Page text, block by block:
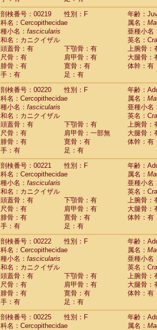
剖検番号：00219
性別：F
年齢：
科名：Cercopithecidae
属名：
種小名： fascicularis
亜種小名
和名：カニクイザル
英名：
頭蓋骨：有
下顎骨：有
上腕骨：
尺骨：有
肩甲骨：有
大腿骨：
腓骨：有
寛骨：有
体幹：有
手：有
足：有
剖検番号：00220
性別：F
年齢：
科名：Cercopithecidae
属名：
種小名： fascicularis
亜種小名
和名：カニクイザル
英名：
頭蓋骨：有
下顎骨：有
上腕骨：
尺骨：有
肩甲骨：一部無
大腿骨：
腓骨：有
寛骨：有
体幹：有
手：有
足：有
剖検番号：00221
性別：F
年齢：
科名：Cercopithecidae
属名：
種小名： fascicularis
亜種小名
和名：カニクイザル
英名：
頭蓋骨：有
下顎骨：有
上腕骨：
尺骨：有
肩甲骨：有
大腿骨：
腓骨：有
寛骨：有
体幹：有
手：有
足：有
剖検番号：00222
性別：F
年齢：
科名：Cercopithecidae
属名：
種小名： fascicularis
亜種小名
和名：カニクイザル
英名：
頭蓋骨：有
下顎骨：有
上腕骨：
尺骨：有
肩甲骨：有
大腿骨：
腓骨：有
寛骨：有
体幹：有
手：有
足：有
剖検番号：00225
性別：F
年齢：
科名：Cercopithecidae
属名：